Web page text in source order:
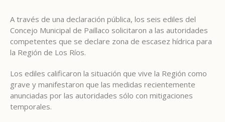
A través de una declaración pública, los seis ediles del
Concejo Municipal de Paillaco solicitaron a las autoridades
competentes que se declare zona de escasez hídrica para
la Región de Los Ríos.
Los ediles calificaron la situación que vive la Región como
grave y manifestaron que las medidas recientemente
anunciadas por las autoridades sólo con mitigaciones
temporales.